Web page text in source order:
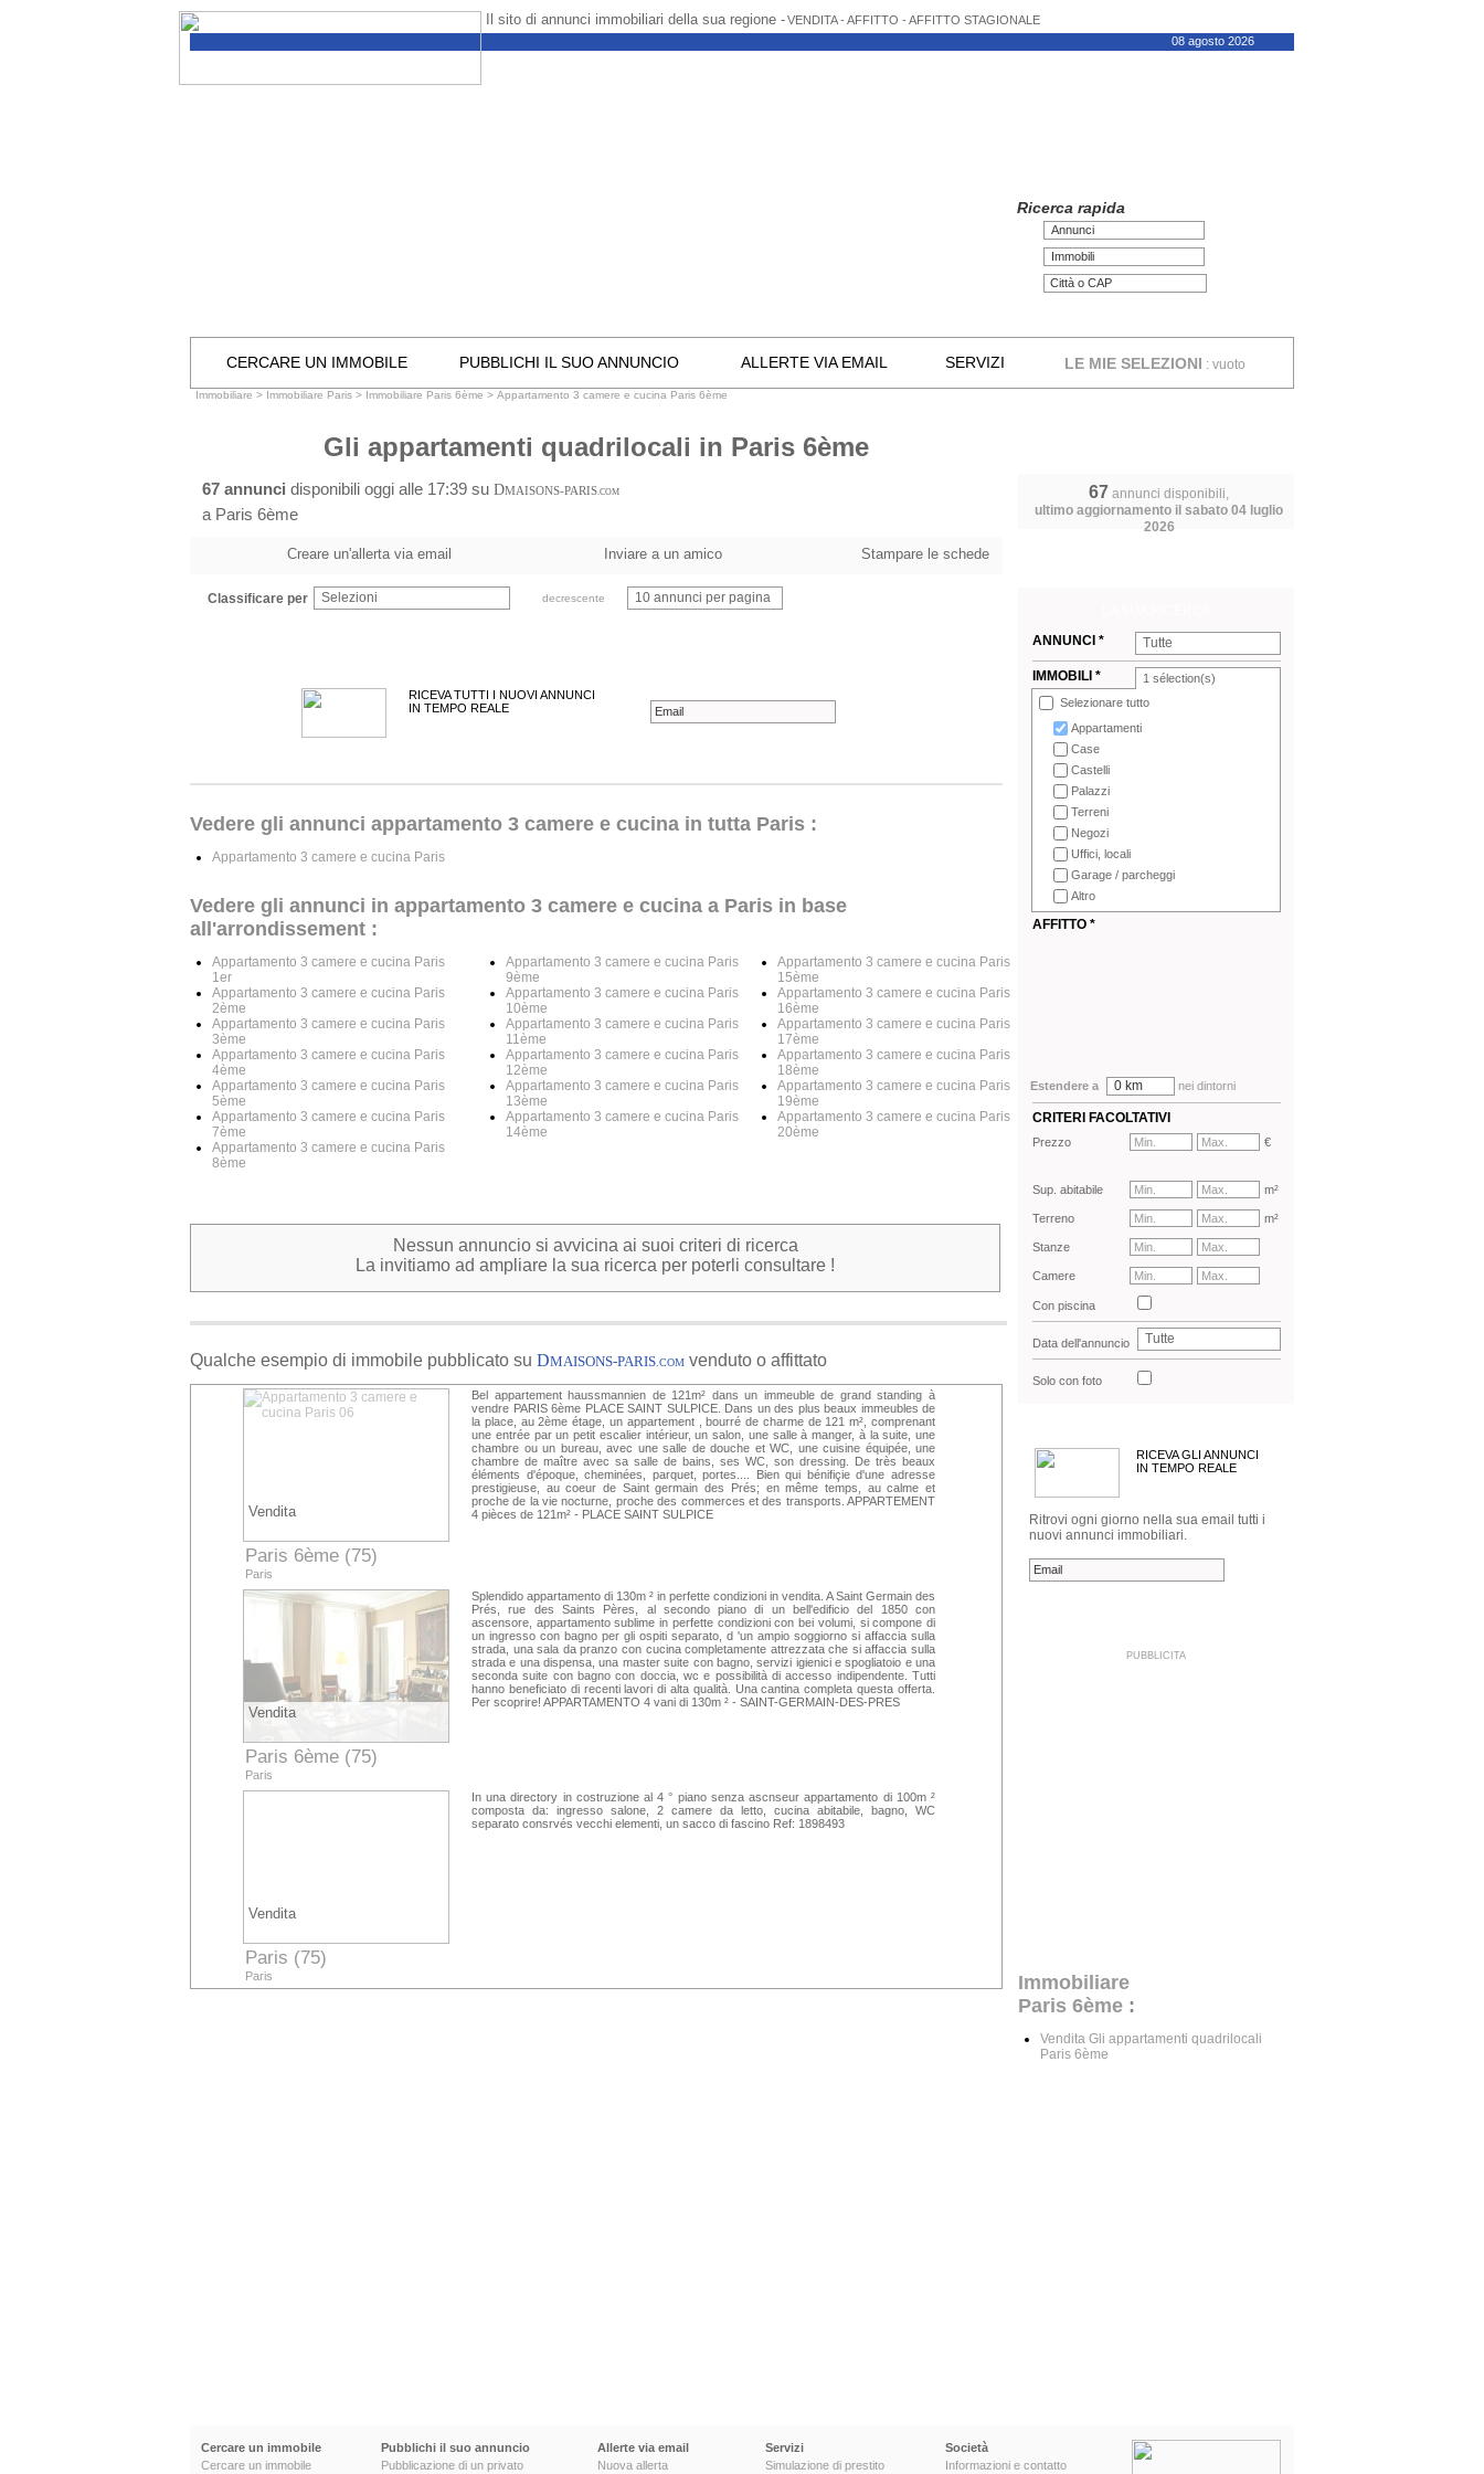
Il sito di annunci immobiliari della sua regione -VENDITA - AFFITTO - AFFITTO STAGIONALE
08 agosto 2026
Ricerca rapida
Annunci
Immobili
CERCARE UN IMMOBILE PUBBLICHI IL SUO ANNUNCIO ALLERTE VIA EMAIL SERVIZI LE MIE SELEZIONI : vuoto
Immobiliare > Immobiliare Paris > Immobiliare Paris 6ème > Appartamento 3 camere e cucina Paris 6ème
Gli appartamenti quadrilocali in Paris 6ème
67 annunci disponibili oggi alle 17:39 su DMAISONS-PARIS.COM
a Paris 6ème
67 annunci disponibili,
ultimo aggiornamento il sabato 04 luglio
2026
Creare un'allerta via email Inviare a un amico Stampare le schede
Classificare per Selezioni decrescente 10 annunci per pagina
RICEVA TUTTI I NUOVI ANNUNCI
IN TEMPO REALE
Vedere gli annunci appartamento 3 camere e cucina in tutta Paris :
Appartamento 3 camere e cucina Paris
Vedere gli annunci in appartamento 3 camere e cucina a Paris in base
all'arrondissement :
Appartamento 3 camere e cucina Paris
1er
Appartamento 3 camere e cucina Paris
2ème
Appartamento 3 camere e cucina Paris
3ème
Appartamento 3 camere e cucina Paris
4ème
Appartamento 3 camere e cucina Paris
5ème
Appartamento 3 camere e cucina Paris
7ème
Appartamento 3 camere e cucina Paris
8ème
Appartamento 3 camere e cucina Paris
9ème
Appartamento 3 camere e cucina Paris
10ème
Appartamento 3 camere e cucina Paris
11ème
Appartamento 3 camere e cucina Paris
12ème
Appartamento 3 camere e cucina Paris
13ème
Appartamento 3 camere e cucina Paris
14ème
Appartamento 3 camere e cucina Paris
15ème
Appartamento 3 camere e cucina Paris
16ème
Appartamento 3 camere e cucina Paris
17ème
Appartamento 3 camere e cucina Paris
18ème
Appartamento 3 camere e cucina Paris
19ème
Appartamento 3 camere e cucina Paris
20ème
Nessun annuncio si avvicina ai suoi criteri di ricerca
La invitiamo ad ampliare la sua ricerca per poterli consultare !
Qualche esempio di immobile pubblicato su DMAISONS-PARIS .COM venduto o affittato
Vendita
Paris 6ème (75)
Paris
Bel appartement haussmannien de 121m² dans un immeuble de grand standing à
vendre PARIS 6ème PLACE SAINT SULPICE. Dans un des plus beaux immeubles de
la place, au 2ème étage, un appartement , bourré de charme de 121 m², comprenant
une entrée par un petit escalier intérieur, un salon, une salle à manger, à la suite, une
chambre ou un bureau, avec une salle de douche et WC, une cuisine équipée, une
chambre de maître avec sa salle de bains, ses WC, son dressing. De très beaux
éléments d'époque, cheminées, parquet, portes.... Bien qui bénifiçie d'une adresse
prestigieuse, au coeur de Saint germain des Prés; en même temps, au calme et
proche de la vie nocturne, proche des commerces et des transports. APPARTEMENT
4 pièces de 121m² - PLACE SAINT SULPICE
Vendita
Paris 6ème (75)
Paris
Splendido appartamento di 130m ² in perfette condizioni in vendita. A Saint Germain des
Prés, rue des Saints Pères, al secondo piano di un bell'edificio del 1850 con
ascensore, appartamento sublime in perfette condizioni con bei volumi, si compone di
un ingresso con bagno per gli ospiti separato, d 'un ampio soggiorno si affaccia sulla
strada, una sala da pranzo con cucina completamente attrezzata che si affaccia sulla
strada e una dispensa, una master suite con bagno, servizi igienici e spogliatoio e una
seconda suite con bagno con doccia, wc e possibilità di accesso indipendente. Tutti
hanno beneficiato di recenti lavori di alta qualità. Una cantina completa questa offerta.
Per scoprire! APPARTAMENTO 4 vani di 130m ² - SAINT-GERMAIN-DES-PRES
Vendita
Paris (75)
Paris
In una directory in costruzione al 4 ° piano senza ascnseur appartamento di 100m ²
composta da: ingresso salone, 2 camere da letto, cucina abitabile, bagno, WC
separato consrvés vecchi elementi, un sacco di fascino Ref: 1898493
ANNUNCI *
Tutte
IMMOBILI * 1 sélection(s)
Selezionare tutto
Appartamenti
Case
Castelli
Palazzi
Terreni
Negozi
Uffici, locali
Garage / parcheggi
Altro
AFFITTO *
Estendere a 0 km nei dintorni
CRITERI FACOLTATIVI
Prezzo €
Sup. abitabile m²
Terreno m²
Stanze
Camere
Con piscina
Data dell'annuncio Tutte
Solo con foto
RICEVA GLI ANNUNCI
IN TEMPO REALE
Ritrovi ogni giorno nella sua email tutti i
nuovi annunci immobiliari.
PUBBLICITA
Immobiliare
Paris 6ème :
Vendita Gli appartamenti quadrilocali
Paris 6ème
Cercare un immobile
Cercare un immobile
Pubblichi il suo annuncio
Pubblicazione di un privato
Allerte via email
Nuova allerta
Servizi
Simulazione di prestito
Società
Informazioni e contatto